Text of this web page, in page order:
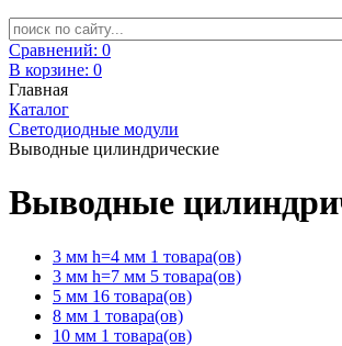
Сравнений: 0
В корзине: 0
Главная
Каталог
Светодиодные модули
Выводные цилиндрические
Выводные
3 мм h=4 мм 1 товара(ов)
3 мм h=7 мм 5 товара(ов)
5 мм 16 товара(ов)
8 мм 1 товара(ов)
10 мм 1 товара(ов)